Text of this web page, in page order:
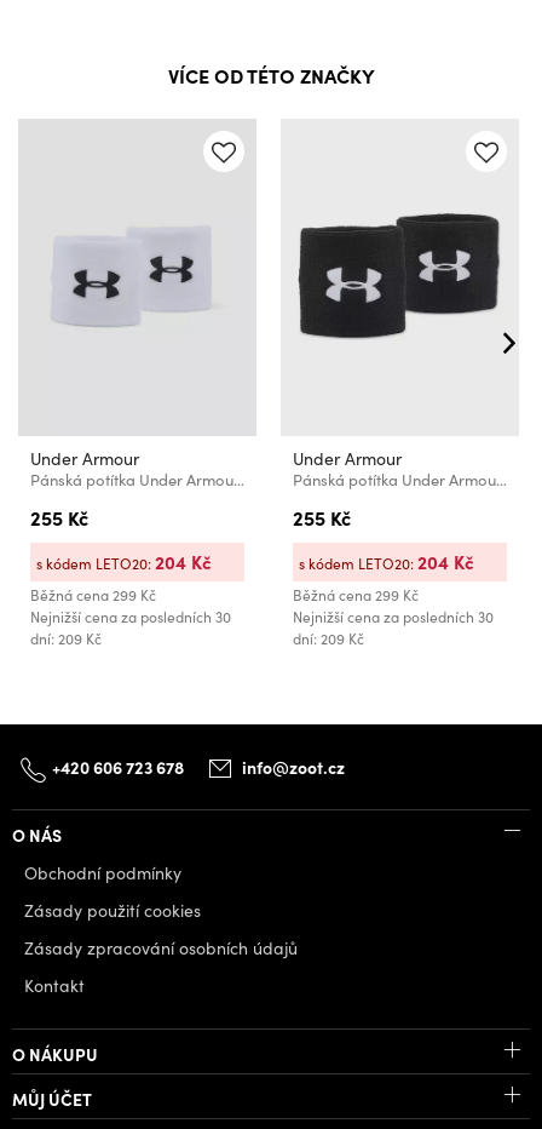
VÍCE OD TÉTO ZNAČKY
Under Armour
Pánská potítka Under Armour Performance Wristbands
255 Kč
Běžná cena299 Kč
Nejnižší cena za posledních 30
dní: 209 Kč
s kódem LETO20:204 Kč
Under Armour
Pánská potítka Under Armour Performance Wristbands
255 Kč
Běžná cena299 Kč
Nejnižší cena za posledních 30
dní: 209 Kč
s kódem LETO20:204 Kč
+420 606 723 678 info@zoot.cz
O NÁS
Obchodní podmínky
Zásady použití cookies
Zásady zpracování osobních údajů
Kontakt
O NÁKUPU
MŮJ ÚČET